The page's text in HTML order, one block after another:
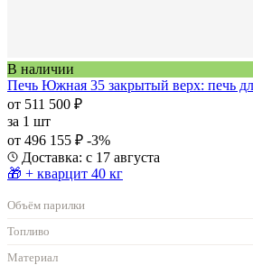
В наличии
Печь Южная 35 закрытый верх: печь
от 511 500 ₽
за 1 шт
от 496 155 ₽ -3%
Доставка: с 17 августа
🎁 + кварцит 40 кг
Объём парилки
Топливо
Материал